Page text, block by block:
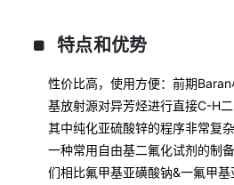
特点和优势
性价比高，使用方便：前期
基放射源对异芳烃进行直接C-H
其中纯化亚硫酸锌的程序非常复
一种常用自由基二氟化试剂的制
们相比氟甲基亚磺酸钠&一氟甲